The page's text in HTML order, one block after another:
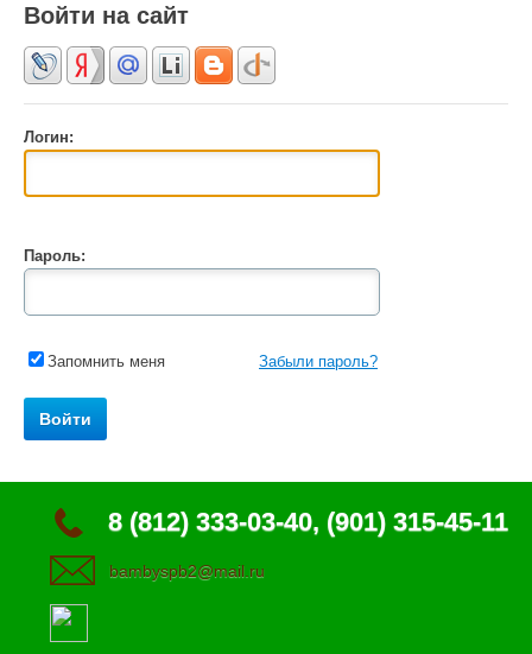
Войти на сайт
Логин:
Пароль:
Запомнить меня Забыли пароль?
8 (812) 333-03-40, (901) 315-45-11
bambyspb2@mail.ru